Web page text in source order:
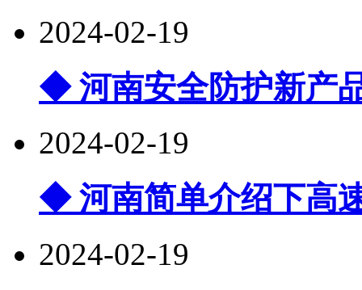
2024-02-19
◆ 河南安全防护新产
2024-02-19
◆ 河南简单介绍下高
2024-02-19